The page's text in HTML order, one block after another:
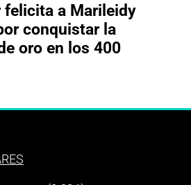
felicita a Marileidy
conquistar la
oro en los 400